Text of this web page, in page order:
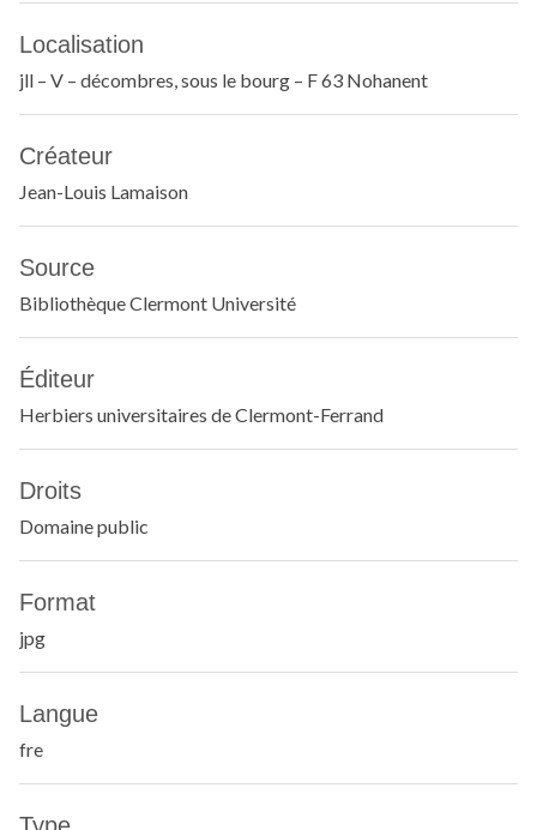
Localisation
jll – V – décombres, sous le bourg – F 63 Nohanent
Créateur
Jean-Louis Lamaison
Source
Bibliothèque Clermont Université
Éditeur
Herbiers universitaires de Clermont-Ferrand
Droits
Domaine public
Format
jpg
Langue
fre